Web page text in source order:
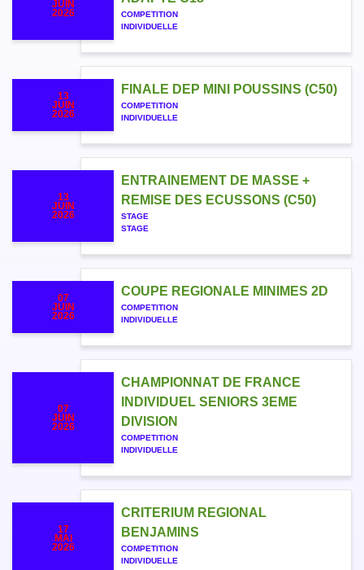
JUIN
2026
COMPETITION
INDIVIDUELLE
13
JUIN
2026
FINALE DEP MINI POUSSINS (C50)
COMPETITION
INDIVIDUELLE
13
JUIN
2026
ENTRAINEMENT DE MASSE +
REMISE DES ECUSSONS (C50)
STAGE
STAGE
07
JUIN
2026
COUPE REGIONALE MINIMES 2D
COMPETITION
INDIVIDUELLE
07
JUIN
2026
CHAMPIONNAT DE FRANCE
INDIVIDUEL SENIORS 3EME
DIVISION
COMPETITION
INDIVIDUELLE
17
MAI
2026
CRITERIUM REGIONAL
BENJAMINS
COMPETITION
INDIVIDUELLE